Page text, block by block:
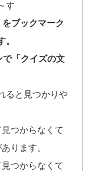
す
をブックマーク
。
「クイズの文
ると見つかりや
つからなくて
ります。
つからなくて